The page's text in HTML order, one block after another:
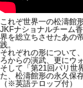
これぞ世界一の松濤館
JKFナショナルチーム
界を総立ちさせたあの
践。
それぞれの形について
ろからの演武、更にウ
そして「第21回パリ世
た、松濤館形の永久保
（※英語テロップ付）